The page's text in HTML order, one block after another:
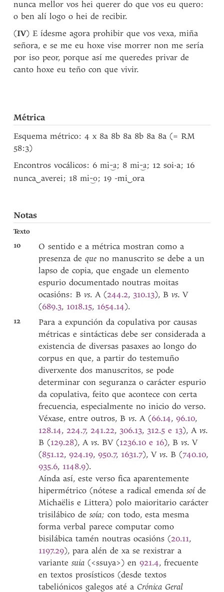
nunca mellor vos hei querer do que vos eu quero:
o ben alí logo o hei de recibir.
(IV) E ídesme agora prohibir que vos vexa, miña
señora, e se me eu hoxe vise morrer non me sería
por iso peor, porque así me queredes privar de
canto hoxe eu teño con que vivir.
Métrica
Esquema métrico: 4 x 8a 8b 8a 8b 8a 8a (= RM
58:3)
Encontros vocálicos: 6mi-‿a; 8mi-‿a; 12 soi·a; 16
nunca ‿averei; 18mi-‿o; 19 -mi ‿ora
Notas
Texto
10
O sentido e a métrica mostran como a
presenza dequeno manuscrito se debe a un
lapso de copia, que engade un elemento
espurio documentado noutras moitas
ocasións: Bvs. A (244.2, 310.13), Bvs. V
(689.3, 1018.15, 1654.14).
12
Para a expunción da copulativa por causas
métricas e sintácticas debe ser considerada a
existencia de diversas pasaxes ao longo do
corpus en que, a partir do testemuño
diverxente dos manuscritos, se pode
determinar con seguranza o carácter espurio
da copulativa, feito que acontece con certa
frecuencia, especialmente no inicio do verso.
Véxase, entre outros, Bvs. A (66.14,96.10,
128.14, 224.7, 241.22, 306.13, 312.5 e 13), Avs.
B (129.28), Avs. BV (1236.10 e 16), Bvs. V
(851.12,924.19,950.7, 1631.7), Vvs. B (740.10,
935.6, 1148.9).
Aínda así, este verso fica aparentemente
hipermétrico (nótese a radical emendasoíde
Michaëlis e Littera) polo maioritario carácter
trisilábico desoía; con todo, esta mesma
forma verbal parece computar como
bisilábica tamén noutras ocasións (20.11,
1197.29), para alén de xa se rexistrar a
variantesuia(<ssuya>) en921.4, frecuente
en textos prosísticos (desde textos
tabeliónicos galegos até aCrónica Geral